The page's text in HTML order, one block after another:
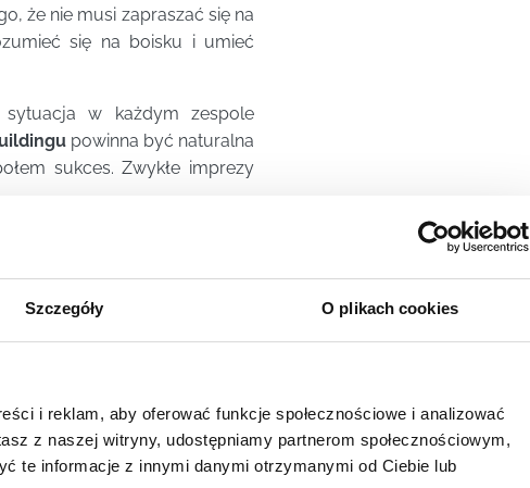
Szczegóły O plikach cookies
i reklam, aby oferować funkcje społecznościowe i analizować
z naszej witryny, udostępniamy partnerom społecznościowym,
te informacje z innymi danymi otrzymanymi od Ciebie lub
że nie musi zapraszać się na
się na boisku i umieć
w każdym zespole
powinna być naturalna
sukces. Zwykłe imprezy
METODYCE?
mających na celu zrealizowanie wszystkich związanych z
specjalnych zespołów projektowych, a ich praca stanowi